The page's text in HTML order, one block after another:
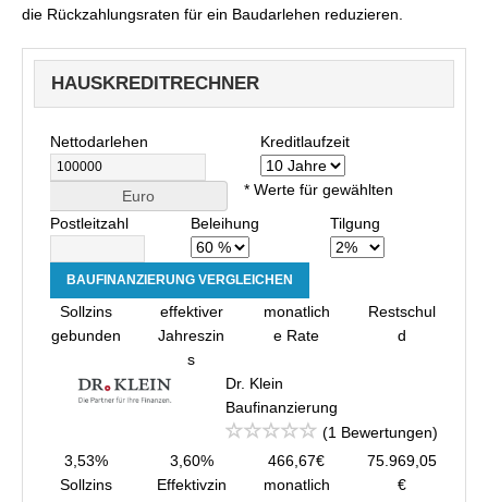
die Rückzahlungsraten für ein Baudarlehen reduzieren.
HAUSKREDITRECHNER
Nettodarlehen
Euro
Kreditlaufzeit
Postleitzahl Beleihung Tilgung
Sollzins
gebunden
effektiver
Jahreszin
s
monatlich
e Rate
Restschul
d
Dr. Klein
Baufinanzierung
(1 Bewertungen)
3,53%
Sollzins
3,60%
Effektivzin
466,67€
monatlich
75.969,05
€
* Werte für gewählten